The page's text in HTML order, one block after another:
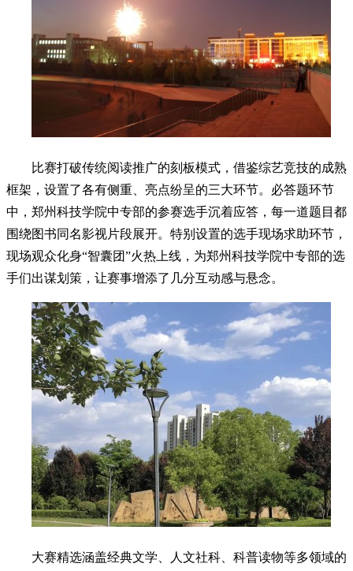
比赛打破传统阅读推广的刻板模式，借鉴综艺竞技的成熟
框架，设置了各有侧重、亮点纷呈的三大环节。必答题环节
中，郑州科技学院中专部的参赛选手沉着应答，每一道题目都
围绕图书同名影视片段展开。特别设置的选手现场求助环节，
现场观众化身“智囊团”火热上线，为郑州科技学院中专部的选
手们出谋划策，让赛事增添了几分互动感与悬念。
大赛精选涵盖经典文学、人文社科、科普读物等多领域的